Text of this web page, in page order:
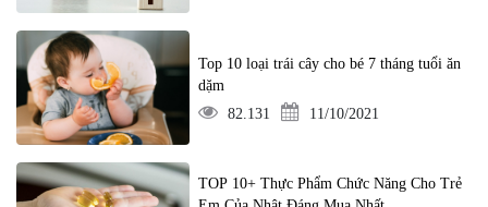
Top 10 loại trái cây cho bé 7 tháng tuổi ăn
dặm
82.131
11/10/2021
TOP 10+ Thực Phẩm Chức Năng Cho Trẻ